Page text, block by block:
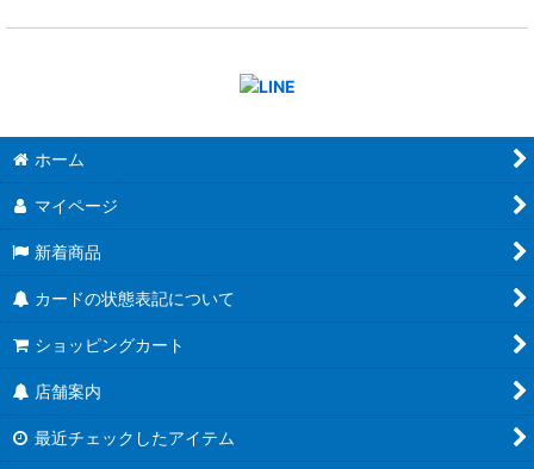
ホーム
マイページ
新着商品
カードの状態表記について
ショッピングカート
店舗案内
最近チェックしたアイテム